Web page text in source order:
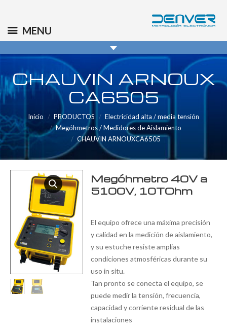
info@denver.es
CHAUVIN ARNOUX
CA6505
Inicio PRODUCTOS
Electricidad alta / media tensión
Megóhmetros / Medidores de Aislamiento
CHAUVIN ARNOUXCA6505
Megóhmetro 40V a
5100V, 10TOhm
El equipo ofrece una máxima precisión
y calidad en la medición de aislamiento,
y su estuche resiste amplias
condiciones atmosféricas durante su
uso in situ.
Tan pronto se conecta el equipo, se
puede medir la tensión, frecuencia,
capacidad y corriente residual de las
instalaciones
MENU